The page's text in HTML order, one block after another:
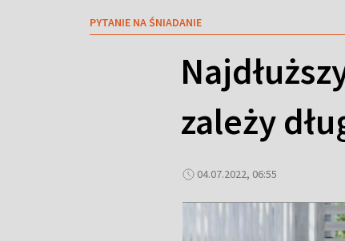
PYTANIE NA ŚNIADANIE
zależy
04.07.2022, 06:55